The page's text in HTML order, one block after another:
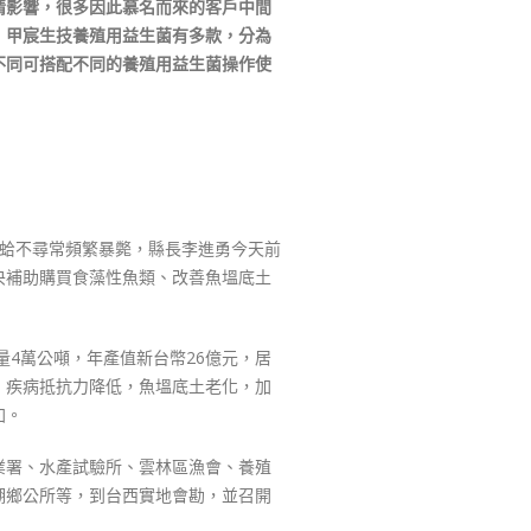
響，很多因此慕名而來的客戶中間
宸生技養殖用益生菌有多款，分為
可搭配不同的養殖用益生菌操作使
不尋常頻繁暴斃，縣長李進勇今天前
助購買食藻性魚類、改善魚塭底土
4萬公噸，年產值新台幣26億元，居
病抵抗力降低，魚塭底土老化，加
、水產試驗所、雲林區漁會、養殖
公所等，到台西實地會勘，並召開